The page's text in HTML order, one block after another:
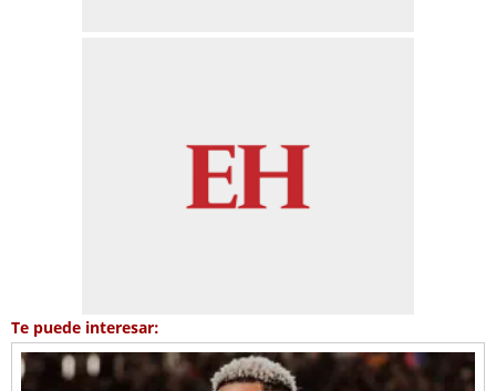
Te puede interesar: